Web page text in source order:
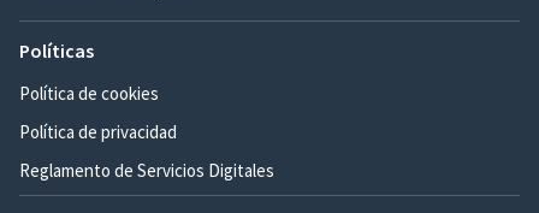
Políticas
Política de cookies
Política de privacidad
Reglamento de Servicios Digitales